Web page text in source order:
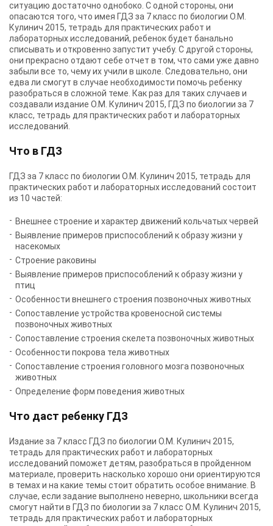
ситуацию достаточно однобоко. С одной стороны, они
опасаются того, что имея ГДЗ за 7 класс по биологии О.М.
Кулинич 2015, тетрадь для практических работ и
лабораторных исследований, ребенок будет банально
списывать и откровенно запустит учебу. С другой стороны,
они прекрасно отдают себе отчет в том, что сами уже давно
забыли все то, чему их учили в школе. Следовательно, они
едва ли смогут в случае необходимости помочь ребенку
разобраться в сложной теме. Как раз для таких случаев и
создавали издание О.М. Кулинич 2015, ГДЗ по биологии за 7
класс, тетрадь для практических работ и лабораторных
исследований.
Что в ГДЗ
ГДЗ за 7 класс по биологии О.М. Кулинич 2015, тетрадь для
практических работ и лабораторных исследований состоит
из 10 частей:
Внешнее строение и характер движений кольчатых червей
Выявление примеров приспособлений к образу жизни у
насекомых
Строение раковины
Выявление примеров приспособлений к образу жизни у
птиц
Особенности внешнего строения позвоночных животных
Сопоставление устройства кровеносной системы
позвоночных животных
Сопоставление строения скелета позвоночных животных
Особенности покрова тела животных
Сопоставление строения головного мозга позвоночных
животных
Определение форм поведения животных
Что даст ребенку ГДЗ
Издание за 7 класс ГДЗ по биологии О.М. Кулинич 2015,
тетрадь для практических работ и лабораторных
исследований поможет детям, разобраться в пройденном
материале, проверить насколько хорошо они ориентируются
в темах и на какие темы стоит обратить особое внимание. В
случае, если задание выполнено неверно, школьники всегда
смогут найти в ГДЗ по биологии за 7 класс О.М. Кулинич 2015,
тетрадь для практических работ и лабораторных